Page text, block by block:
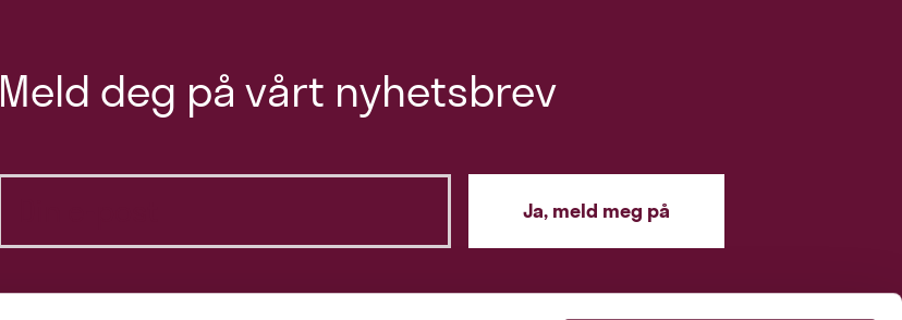
Meld deg på vårt nyhetsbrev